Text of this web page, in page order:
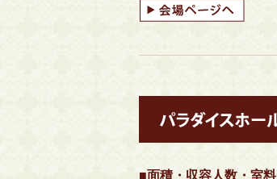
■面積・収容人数・室料